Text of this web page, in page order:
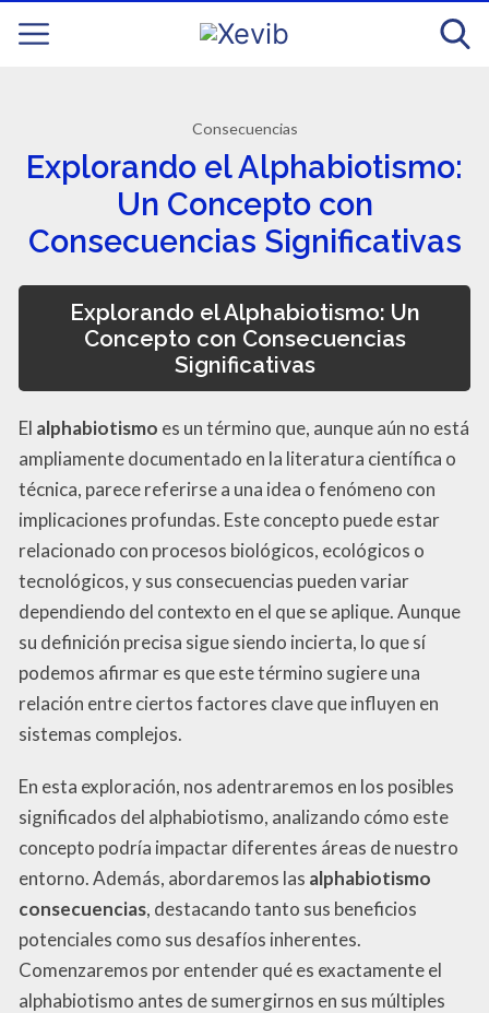
Consecuencias
Explorando el Alphabiotismo:
Un Concepto con
Consecuencias Significativas
Explorando el Alphabiotismo: Un
Concepto con Consecuencias
Significativas
El alphabiotismo es un término que, aunque aún no está
ampliamente documentado en la literatura científica o
técnica, parece referirse a una idea o fenómeno con
implicaciones profundas. Este concepto puede estar
relacionado con procesos biológicos, ecológicos o
tecnológicos, y sus consecuencias pueden variar
dependiendo del contexto en el que se aplique. Aunque
su definición precisa sigue siendo incierta, lo que sí
podemos afirmar es que este término sugiere una
relación entre ciertos factores clave que influyen en
sistemas complejos.
En esta exploración, nos adentraremos en los posibles
significados del alphabiotismo, analizando cómo este
concepto podría impactar diferentes áreas de nuestro
entorno. Además, abordaremos las alphabiotismo
consecuencias, destacando tanto sus beneficios
potenciales como sus desafíos inherentes.
Comenzaremos por entender qué es exactamente el
alphabiotismo antes de sumergirnos en sus múltiples